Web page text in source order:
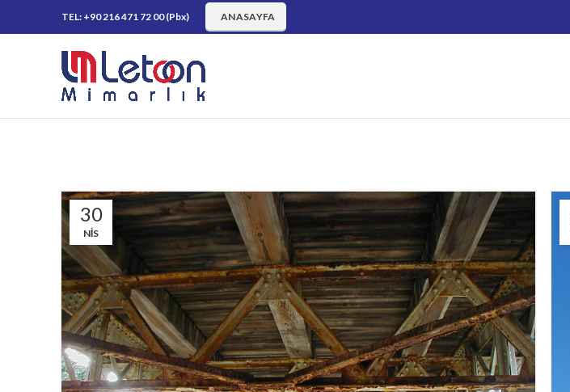
TEL: +90 216 471 72 00 (Pbx) ANASAYFA
30
NIS